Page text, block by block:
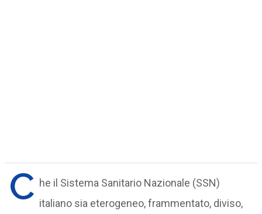
C he il Sistema Sanitario Nazionale (SSN)
italiano sia eterogeneo, frammentato, diviso,